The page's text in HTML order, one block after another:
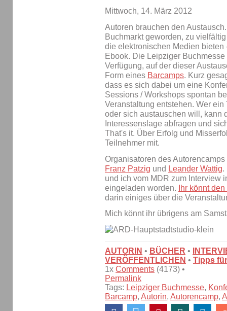
Mittwoch, 14. März 2012
Autoren brauchen den
Buchmarkt geworden, zu
die elektronischen Medien
Ebook. Die Leipziger
Verfügung, auf der dieser
Form eines Barcamps. Kurz
dass es sich dabei um eine
Sessions / Workshops spontan
Veranstaltung entstehen. Wer
oder sich austauschen will, kann
Interessenslage abfragen und
That's it. Über Erfolg und
Teilnehmer mit.
Organisatoren des
Franz Patzig und Leander Wattig.
und ich vom MDR zum Interview
eingeladen worden.
Ihr könnt
darin einiges über die
Mich könnt ihr übrigens am
AUTORIN • BÜCHER •
VERÖFFENTLICHEN • Tipps
1x Comments (4173) •
Permalink
Tags: Leipziger Buchmesse,
Barcamp, Autorin, Autorencamp,